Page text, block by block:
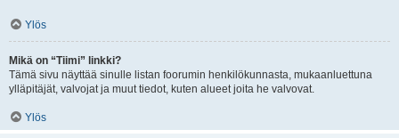
Ylös
Mikä on “Tiimi” linkki?
Tämä sivu näyttää sinulle listan foorumin henkilökunnasta, mukaanluettuna
ylläpitäjät, valvojat ja muut tiedot, kuten alueet joita he valvovat.
Ylös